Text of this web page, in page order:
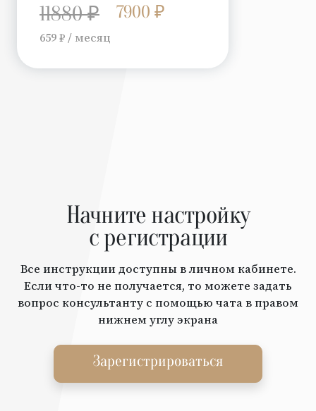
11880 ₽ 7900 ₽
659 ₽ / месяц
Начните настройку
с регистрации
Все инструкции доступны в личном кабинете.
Если что-то не получается, то можете задать
вопрос консультанту с помощью чата в правом
нижнем углу экрана
Зарегистрироваться